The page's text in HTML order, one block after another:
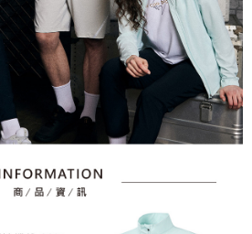
公司提供之「AFTEE先享後付」服務完成之交
提供個人資料，並將交易相關給付款項請求債
司。
請瀏覽以下網址：
得法定代理人或監護人之同意方可使用
同意申辦者引起之損失，本公司不負相關責
若仍有額度不足之情形，本公司將視審查結果
使用他人資訊註冊。若發現惡意使用之情形，
停止該用戶之使用額度並採取法律行動。
含以上)免運費
含以上)免運費